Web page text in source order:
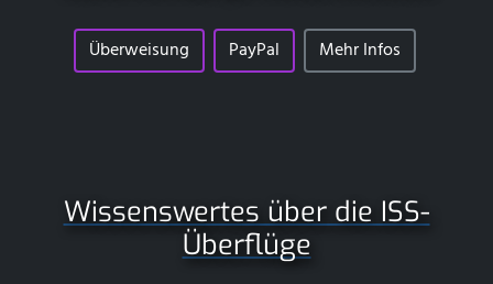
Überweisung PayPal Mehr Infos
Wissenswertes über die ISS-
Überflüge